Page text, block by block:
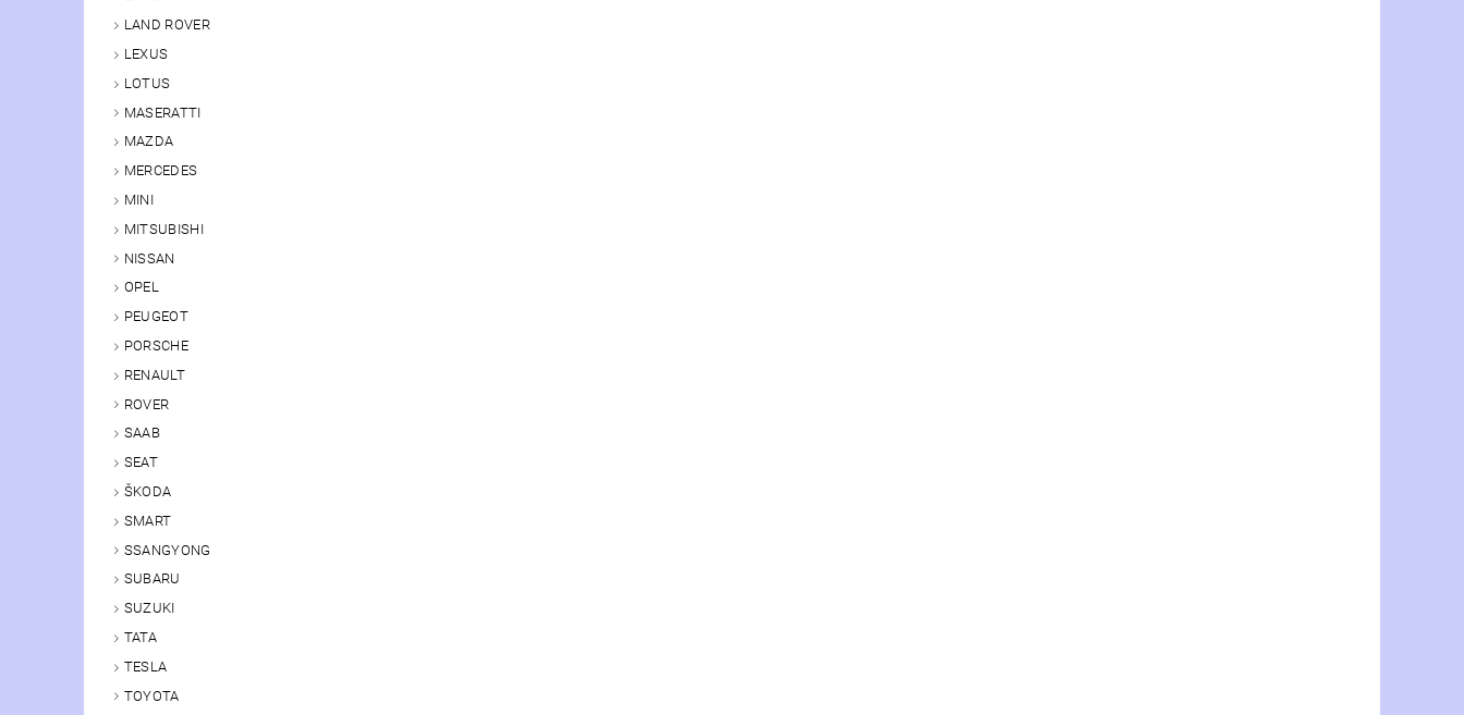
LAND ROVER
LEXUS
LOTUS
MASERATTI
MAZDA
MERCEDES
MINI
MITSUBISHI
NISSAN
OPEL
PEUGEOT
PORSCHE
RENAULT
ROVER
SAAB
SEAT
ŠKODA
SMART
SSANGYONG
SUBARU
SUZUKI
TATA
TESLA
TOYOTA